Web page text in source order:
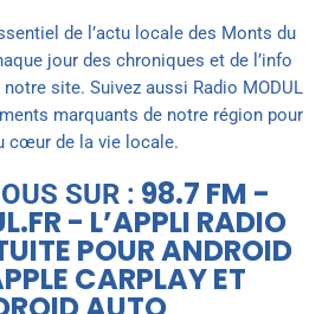
de l’actu locale des Monts du
jour des chroniques et de l’info
notre site. Suivez aussi Radio MODUL
marquants de notre région pour
cœur de la vie locale.
SUR : 98.7 FM -
- L’APPLI RADIO
POUR ANDROID
CARPLAY ET